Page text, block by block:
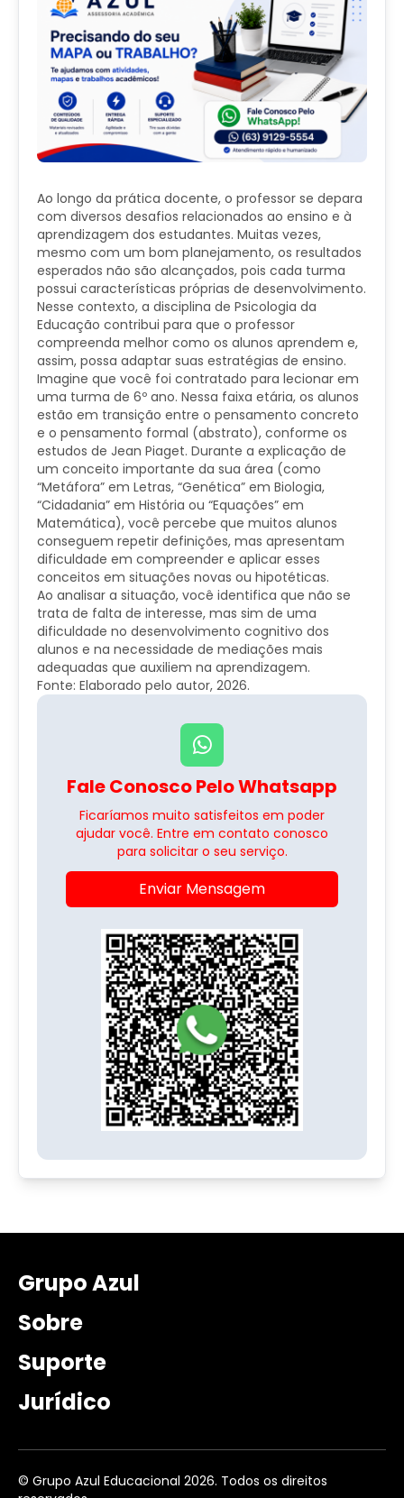
Ao longo da prática docente, o professor se depara
com diversos desafios relacionados ao ensino e à
aprendizagem dos estudantes. Muitas vezes,
mesmo com um bom planejamento, os resultados
esperados não são alcançados, pois cada turma
possui características próprias de desenvolvimento.
Nesse contexto, a disciplina de Psicologia da
Educação contribui para que o professor
compreenda melhor como os alunos aprendem e,
assim, possa adaptar suas estratégias de ensino.
Imagine que você foi contratado para lecionar em
uma turma de 6º ano. Nessa faixa etária, os alunos
estão em transição entre o pensamento concreto
e o pensamento formal (abstrato), conforme os
estudos de Jean Piaget. Durante a explicação de
um conceito importante da sua área (como
“Metáfora” em Letras, “Genética” em Biologia,
“Cidadania” em História ou “Equações” em
Matemática), você percebe que muitos alunos
conseguem repetir definições, mas apresentam
dificuldade em compreender e aplicar esses
conceitos em situações novas ou hipotéticas.
Ao analisar a situação, você identifica que não se
trata de falta de interesse, mas sim de uma
dificuldade no desenvolvimento cognitivo dos
alunos e na necessidade de mediações mais
adequadas que auxiliem na aprendizagem.
Fonte: Elaborado pelo autor, 2026.
Fale Conosco Pelo Whatsapp
Ficaríamos muito satisfeitos em poder
ajudar você. Entre em contato conosco
para solicitar o seu serviço.
Enviar Mensagem
Grupo Azul
Sobre
Suporte
Jurídico
© Grupo Azul Educacional 2026. Todos os direitos